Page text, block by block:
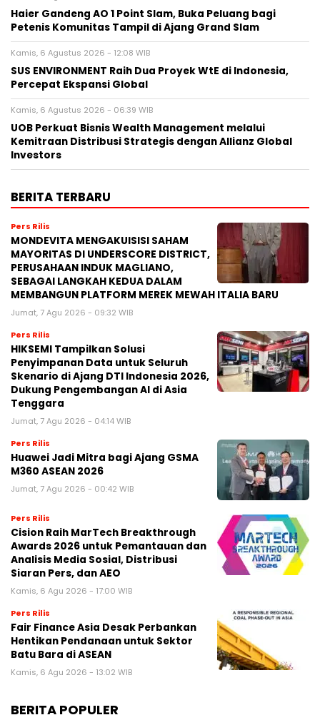
Haier Gandeng AO 1 Point Slam, Buka Peluang bagi
Petenis Komunitas Tampil di Ajang Grand Slam
Kamis, 6 Agustus 2026 - 12:08 WIB
SUS ENVIRONMENT Raih Dua Proyek WtE di Indonesia,
Percepat Ekspansi Global
Kamis, 6 Agustus 2026 - 06:39 WIB
UOB Perkuat Bisnis Wealth Management melalui
Kemitraan Distribusi Strategis dengan Allianz Global
Investors
BERITA TERBARU
Pers Rilis
MONDEVITA MENGAKUISISI SAHAM
MAYORITAS DI UNDERSCORE DISTRICT,
PERUSAHAAN INDUK MAGLIANO,
SEBAGAI LANGKAH KEDUA DALAM
MEMBANGUN PLATFORM MEREK MEWAH ITALIA BARU
Jumat, 7 Agu 2026 - 09:32 WIB
Pers Rilis
HIKSEMI Tampilkan Solusi
Penyimpanan Data untuk Seluruh
Skenario di Ajang DTI Indonesia 2026,
Dukung Pengembangan AI di Asia
Tenggara
Jumat, 7 Agu 2026 - 04:14 WIB
Pers Rilis
Huawei Jadi Mitra bagi Ajang GSMA
M360 ASEAN 2026
Jumat, 7 Agu 2026 - 00:42 WIB
Pers Rilis
Cision Raih MarTech Breakthrough
Awards 2026 untuk Pemantauan dan
Analisis Media Sosial, Distribusi
Siaran Pers, dan AEO
Kamis, 6 Agu 2026 - 17:00 WIB
Pers Rilis
Fair Finance Asia Desak Perbankan
Hentikan Pendanaan untuk Sektor
Batu Bara di ASEAN
Kamis, 6 Agu 2026 - 13:02 WIB
BERITA POPULER